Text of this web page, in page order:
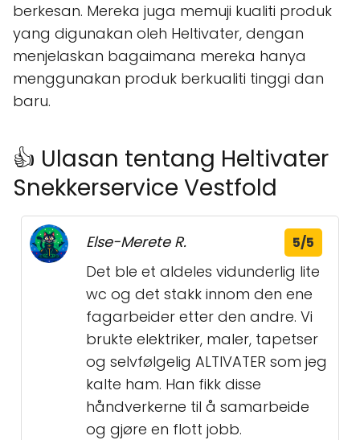
berkesan. Mereka juga memuji kualiti produk
yang digunakan oleh Heltivater, dengan
menjelaskan bagaimana mereka hanya
menggunakan produk berkualiti tinggi dan
baru.
👍 Ulasan tentang Heltivater
Snekkerservice Vestfold
Else-Merete R. 5/5
Det ble et aldeles vidunderlig lite
wc og det stakk innom den ene
fagarbeider etter den andre. Vi
brukte elektriker, maler, tapetser
og selvfølgelig ALTIVATER som jeg
kalte ham. Han fikk disse
håndverkerne til å samarbeide
og gjøre en flott jobb.